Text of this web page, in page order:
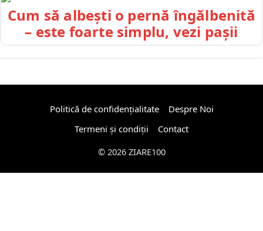
Cum să albești o pernă îngălbenită
– este foarte simplu, vezi pașii
Politică de confidențialitate
Despre Noi
Termeni și condiții
Contact
© 2026 ZIARE100